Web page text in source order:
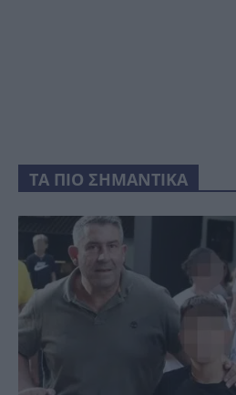
ΤΑ ΠΙΟ ΣΗΜΑΝΤΙΚΑ